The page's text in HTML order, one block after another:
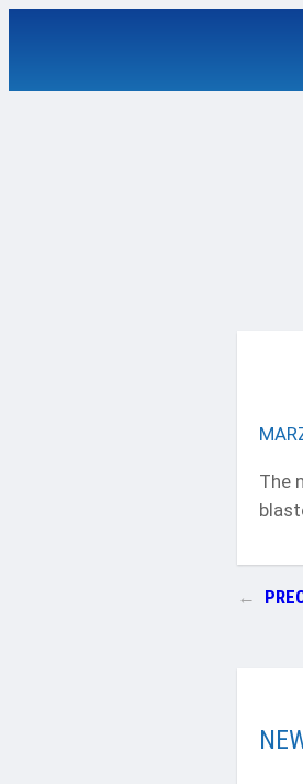
The
←